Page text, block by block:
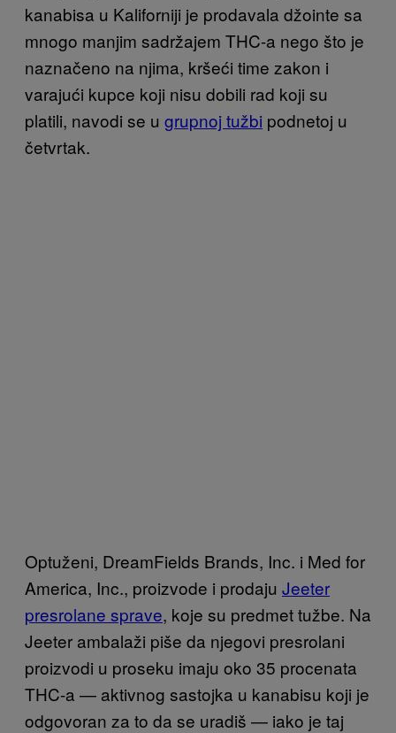
kanabisa u Kaliforniji je prodavala džointe sa
mnogo manjim sadržajem THC-a nego što je
naznačeno na njima, kršeći time zakon i
varajući kupce koji nisu dobili rad koji su
platili, navodi se u grupnoj tužbi podnetoj u
četvrtak.
Optuženi, DreamFields Brands, Inc. i Med for
America, Inc., proizvode i prodaju Jeeter
presrolane sprave, koje su predmet tužbe. Na
Jeeter ambalaži piše da njegovi presrolani
proizvodi u proseku imaju oko 35 procenata
THC-a — aktivnog sastojka u kanabisu koji je
odgovoran za to da se uradiš — iako je taj